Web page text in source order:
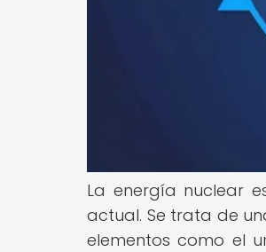
La energía nuclear
actual. Se trata de
elementos como el